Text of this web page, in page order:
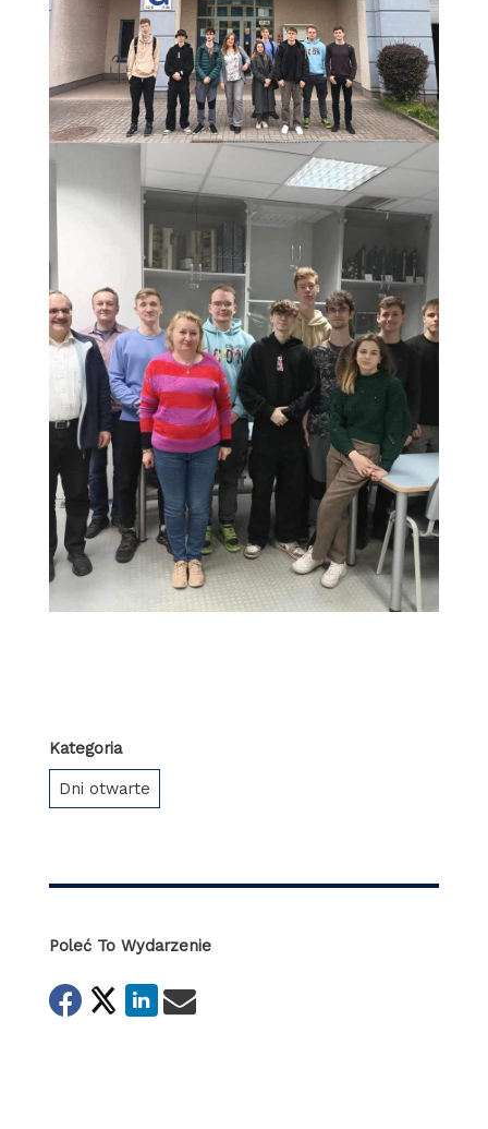
Kategoria
Dni otwarte
Poleć To Wydarzenie